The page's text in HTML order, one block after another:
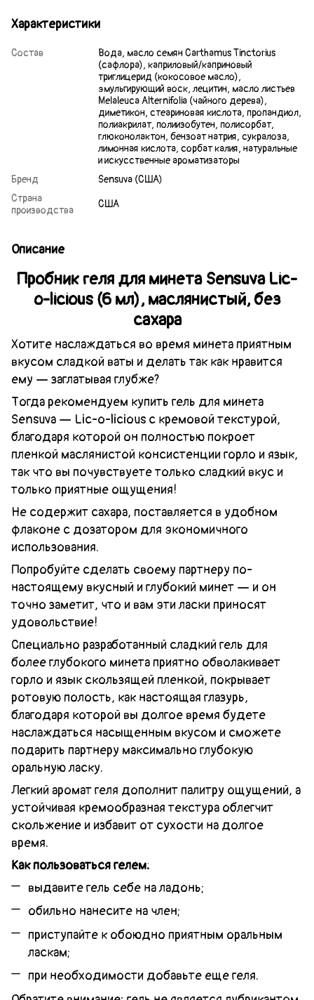
Характеристики
Состав
Вода, масло семян Carthamus Tinctorius
(сафлора), каприловый/каприновый
триглицерид (кокосовое масло),
эмульгирующий воск, лецитин, масло листьев
Melaleuca Alternifolia (чайного дерева),
диметикон, стеариновая кислота, пропандиол,
полиакрилат, полиизобутен, полисорбат,
глюконолактон, бензоат натрия, сукралоза,
лимонная кислота, сорбат калия, натуральные
и искусственные ароматизаторы
Бренд
Sensuva (США)
Страна
производства
США
Описание
Пробник геля для минета Sensuva Lic-
o-licious (6 мл), маслянистый, без
сахара
Хотите наслаждаться во время минета приятным
вкусом сладкой ваты и делать так как нравится
ему — заглатывая глубже?
Тогда рекомендуем купить гель для минета
Sensuva — Lic-o-licious с кремовой текстурой,
благодаря которой он полностью покроет
пленкой маслянистой консистенции горло и язык,
так что вы почувствуете только сладкий вкус и
только приятные ощущения!
Не содержит сахара, поставляется в удобном
флаконе с дозатором для экономичного
использования.
Попробуйте сделать своему партнеру по-
настоящему вкусный и глубокий минет — и он
точно заметит, что и вам эти ласки приносят
удовольствие!
Специально разработанный сладкий гель для
более глубокого минета приятно обволакивает
горло и язык скользящей пленкой, покрывает
ротовую полость, как настоящая глазурь,
благодаря которой вы долгое время будете
наслаждаться насыщенным вкусом и сможете
подарить партнеру максимально глубокую
оральную ласку.
Легкий аромат геля дополнит палитру ощущений, а
устойчивая кремообразная текстура облегчит
скольжение и избавит от сухости на долгое
время.
Как пользоваться гелем:
выдавите гель себе на ладонь;
обильно нанесите на член;
приступайте к обоюдно приятным оральным
ласкам;
при необходимости добавьте еще геля.